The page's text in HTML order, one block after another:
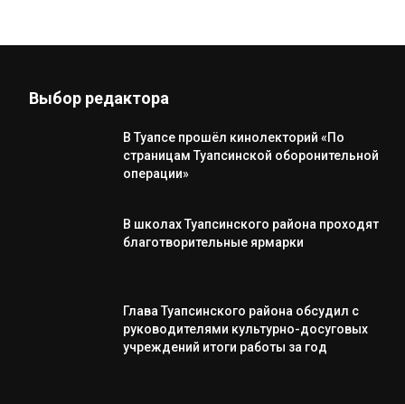
Выбор редактора
В Туапсе прошёл кинолекторий «По
страницам Туапсинской оборонительной
операции»
В школах Туапсинского района проходят
благотворительные ярмарки
Глава Туапсинского района обсудил с
руководителями культурно-досуговых
учреждений итоги работы за год